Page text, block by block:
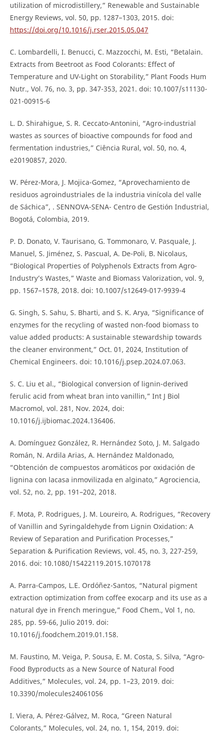
utilization of microdistillery,” Renewable and Sustainable
Energy Reviews, vol. 50, pp. 1287–1303, 2015. doi:
https://doi.org/10.1016/j.rser.2015.05.047
C. Lombardelli, I. Benucci, C. Mazzocchi, M. Esti, “Betalain.
Extracts from Beetroot as Food Colorants: Effect of
Temperature and UV-Light on Storability,” Plant Foods Hum
Nutr., Vol. 76, no. 3, pp. 347-353, 2021. doi: 10.1007/s11130-
021-00915-6
L. D. Shirahigue, S. R. Ceccato-Antonini, “Agro-industrial
wastes as sources of bioactive compounds for food and
fermentation industries,” Ciência Rural, vol. 50, no. 4,
e20190857, 2020.
W. Pérez-Mora, J. Mojica-Gomez, “Aprovechamiento de
residuos agroindustriales de la industria vinícola del valle
de Sáchica”, . SENNOVA-SENA- Centro de Gestión Industrial,
Bogotá, Colombia, 2019.
P. D. Donato, V. Taurisano, G. Tommonaro, V. Pasquale, J.
Manuel, S. Jiménez, S. Pascual, A. De-Poli, B. Nicolaus,
“Biological Properties of Polyphenols Extracts from Agro-
Industry’s Wastes,” Waste and Biomass Valorization, vol. 9,
pp. 1567–1578, 2018. doi: 10.1007/s12649-017-9939-4
G. Singh, S. Sahu, S. Bharti, and S. K. Arya, “Significance of
enzymes for the recycling of wasted non-food biomass to
value added products: A sustainable stewardship towards
the cleaner environment,” Oct. 01, 2024, Institution of
Chemical Engineers. doi: 10.1016/j.psep.2024.07.063.
S. C. Liu et al., “Biological conversion of lignin-derived
ferulic acid from wheat bran into vanillin,” Int J Biol
Macromol, vol. 281, Nov. 2024, doi:
10.1016/j.ijbiomac.2024.136406.
A. Domínguez González, R. Hernández Soto, J. M. Salgado
Román, N. Ardila Arias, A. Hernández Maldonado,
“Obtención de compuestos aromáticos por oxidación de
lignina con lacasa inmovilizada en alginato,” Agrociencia,
vol. 52, no. 2, pp. 191–202, 2018.
F. Mota, P. Rodrigues, J. M. Loureiro, A. Rodrigues, “Recovery
of Vanillin and Syringaldehyde from Lignin Oxidation: A
Review of Separation and Purification Processes,”
Separation & Purification Reviews, vol. 45, no. 3, 227-259,
2016. doi: 10.1080/15422119.2015.1070178
A. Parra-Campos, L.E. Ordóñez-Santos, “Natural pigment
extraction optimization from coffee exocarp and its use as a
natural dye in French meringue,” Food Chem., Vol 1, no.
285, pp. 59-66, Julio 2019. doi:
10.1016/j.foodchem.2019.01.158.
M. Faustino, M. Veiga, P. Sousa, E. M. Costa, S. Silva, “Agro-
Food Byproducts as a New Source of Natural Food
Additives,” Molecules, vol. 24, pp. 1–23, 2019. doi:
10.3390/molecules24061056
I. Viera, A. Pérez-Gálvez, M. Roca, “Green Natural
Colorants,” Molecules, vol. 24, no. 1, 154, 2019. doi: